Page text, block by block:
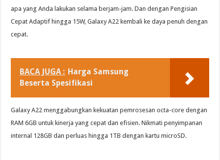
apa yang Anda lakukan selama berjam-jam. Dan dengan Pengisian
Cepat Adaptif hingga 15W, Galaxy A22 kembali ke daya penuh dengan
cepat.
BACA JUGA : Harga Samsung
Beserta Spesifikasi
Galaxy A22 menggabungkan kekuatan pemrosesan octa-core dengan
RAM 6GB untuk kinerja yang cepat dan efisien. Nikmati penyimpanan
internal 128GB dan perluas hingga 1TB dengan kartu microSD.